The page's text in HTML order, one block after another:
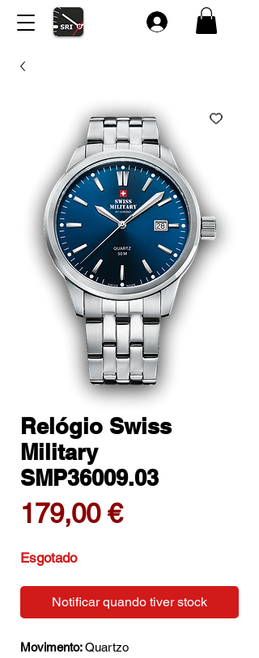
Relógio Swiss
Military
SMP36009.03
179,00 €Preço
Esgotado
Notificar quando tiver stock
Movimento:Quartzo